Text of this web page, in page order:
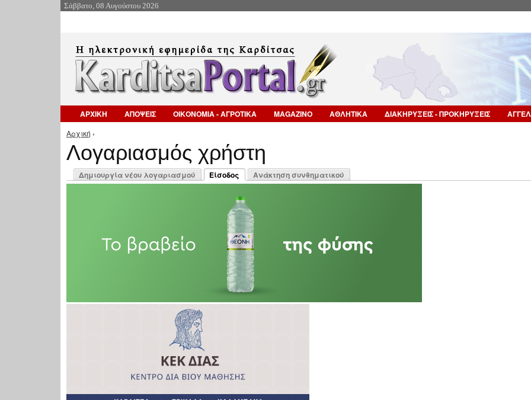
Σάββατο, 08 Αυγούστου 2026
ΑΡΧΙΚΗ ΑΠΟΨΕΙΣ ΟΙΚΟΝΟΜΙΑ - ΑΓΡΟΤΙΚΑ MAGAZINO ΑΘΛΗΤΙΚΑ ΔΙΑΚΗΡΥΞΕΙΣ - ΠΡΟΚΗΡΥΞΕΙΣ
Είστε εδώ
Αρχική ›
Λογαριασμός χρήστη
Πρωτεύουσες καρτέλες
Δημιουργία νέου λογαριασμού
Είσοδος
(ενεργή καρτέλα)
Ανάκτηση συνθηματικού